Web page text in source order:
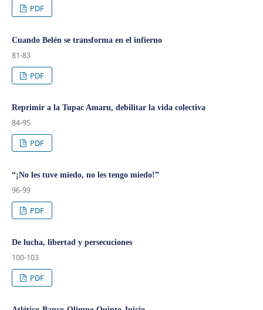
PDF
Cuando Belén se transforma en el infierno
81-83
PDF
Reprimir a la Tupac Amaru, debilitar la vida colectiva
84-95
PDF
“¡No les tuve miedo, no les tengo miedo!”
96-99
PDF
De lucha, libertad y persecuciones
100-103
PDF